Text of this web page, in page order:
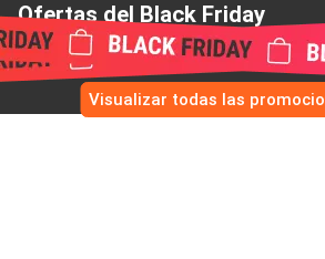
Ofertas del Black Friday
de Supercines
Visualizar todas las